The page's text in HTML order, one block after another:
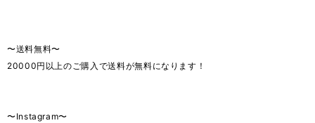
〜送料無料〜
20000円以上のご購入で送料が無料になります！
〜Instagram〜